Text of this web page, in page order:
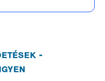
-